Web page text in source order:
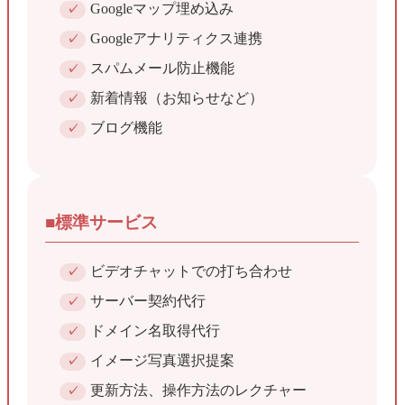
Googleマップ埋め込み
Googleアナリティクス連携
スパムメール防止機能
新着情報（お知らせなど）
ブログ機能
■標準サービス
ビデオチャットでの打ち合わせ
サーバー契約代行
ドメイン名取得代行
イメージ写真選択提案
更新方法、操作方法のレクチャー